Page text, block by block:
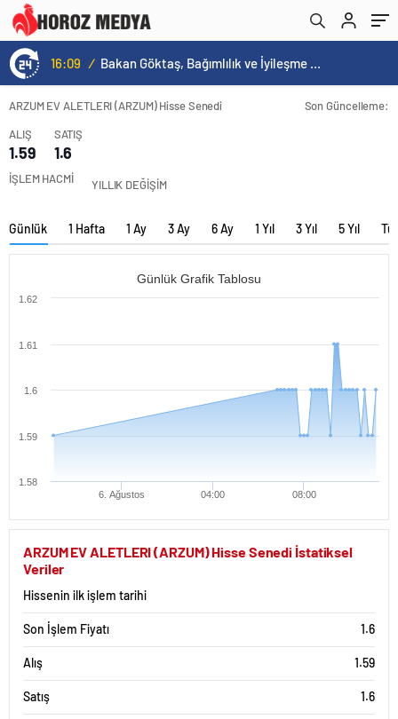
16:09 / Bakan Göktaş, Bağımlılık ve İyileşme Konulu Kadın Forumu’nda konuştu:
ARZUM EV ALETLERI (ARZUM) Hisse Senedi
Son Güncelleme:
ALIŞ
1.59
SATIŞ
1.6
İŞLEM HACMİ YILLIK DEĞİŞİM
Günlük 1 Hafta 1 Ay 3 Ay 6 Ay 1 Yıl 3 Yıl 5 Yıl
Günlük Grafik Tablosu
6. Ağustos 04:00 08:00
1.58
1.59
1.6
1.61
1.62
ARZUM EV ALETLERI (ARZUM) Hisse Senedi İstatiksel
Veriler
Hissenin ilk işlem tarihi
Son İşlem Fiyatı 1.6
Alış 1.59
Satış 1.6